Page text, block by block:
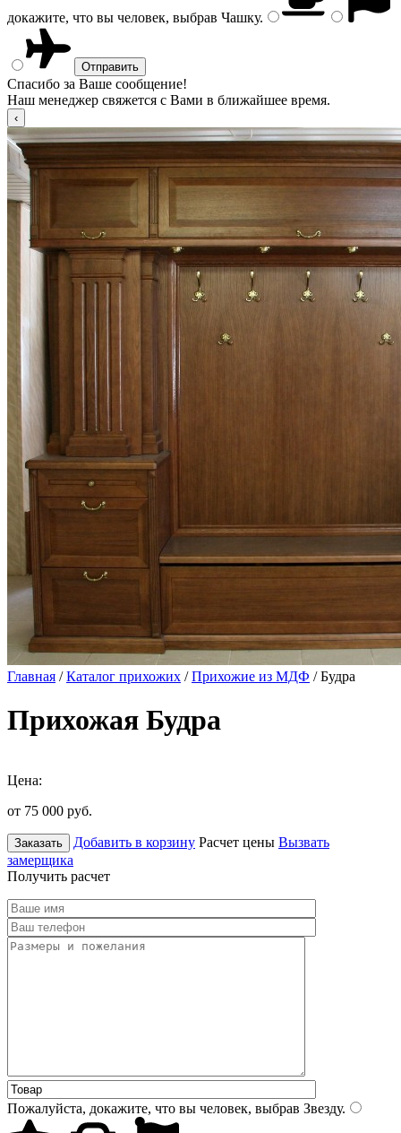
докажите, что вы человек, выбрав Чашку.
Спасибо за Ваше сообщение!
Наш менеджер свяжется с Вами в ближайшее время.
Главная /Каталог прихожих /Прихожие из МДФ / Будра
Прихожая Будра
Цена:
от 75 000 руб.
Заказать Добавить в корзину Расчет цены Вызвать
замерщика
Получить расчет
Пожалуйста, докажите, что вы человек, выбрав Звезду.